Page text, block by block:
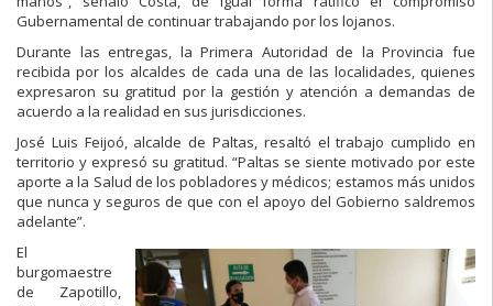
Gubernamental de continuar trabajando por los lojanos.
Durante las entregas, la Primera Autoridad de la Provincia fue
recibida por los alcaldes de cada una de las localidades, quienes
expresaron su gratitud por la gestión y atención a demandas de
acuerdo a la realidad en sus jurisdicciones.
José Luis Feijoó, alcalde de Paltas, resaltó el trabajo cumplido en
territorio y expresó su gratitud. “Paltas se siente motivado por este
aporte a la Salud de los pobladores y médicos; estamos más unidos
que nunca y seguros de que con el apoyo del Gobierno saldremos
adelante”.
El
burgomaestre
de Zapotillo,